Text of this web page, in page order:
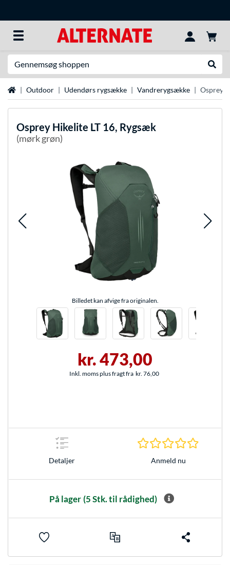
StartsideOutdoor Udendørs rygsække Vandrerygsække Osprey
Osprey Hikelite LT 16, Rygsæk
(mørk grøn)
Billedet kan afvige fra originalen.
kr. 473,00
Inkl. moms plus fragt fra kr. 76,00
Detaljer Anmeld nu
På lager (5 Stk. til rådighed)